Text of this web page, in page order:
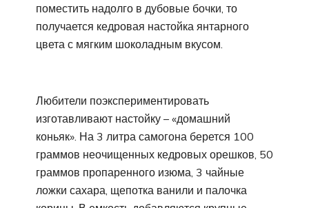
поместить надолго в дубовые бочки, то
получается кедровая настойка янтарного
цвета с мягким шоколадным вкусом.
Любители поэкспериментировать
изготавливают настойку – «домашний
коньяк». На 3 литра самогона берется 100
граммов неочищенных кедровых орешков, 50
граммов пропаренного изюма, 3 чайные
ложки сахара, щепотка ванили и палочка